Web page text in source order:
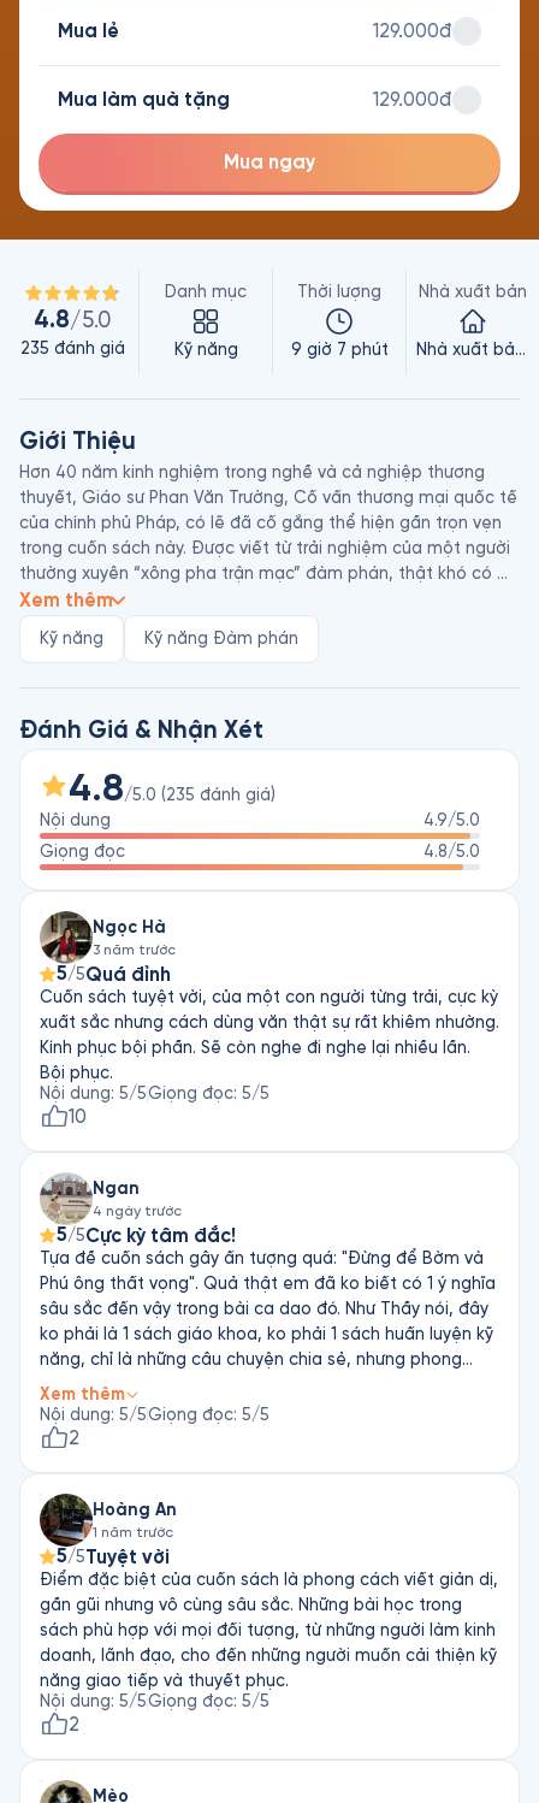
Mua lẻ 129.000đ
Mua làm quà tặng 129.000đ
Mua ngay
4.8/5.0
235 đánh giá
Danh mục
Kỹ năng
Thời lượng
9 giờ 7 phút
Nhà xuất bản
Nhà xuất bản Trẻ
Giới Thiệu
Hơn 40 năm kinh nghiệm trong nghề và cả nghiệp thương
thuyết, Giáo sư Phan Văn Trường, Cố vấn thương mại quốc tế
của chính phủ Pháp, có lẽ đã cố gắng thể hiện gần trọn vẹn
trong cuốn sách này. Được viết từ trải nghiệm của một người
thường xuyên “xông pha trận mạc” đàm phán, thật khó có
thể tìm được cuốn sách nào khác về đề tài này mang tính
những bài lý thuyết theo lớp lang chuẩn mực, nhưng thính giả
chẳng khác gì đang nghe một tập truyện ngắn đầy những
tình tiết thú vị.
Xem thêm
Kỹ năng Kỹ năng Đàm phán
Đánh Giá & Nhận Xét
4.8/5.0 (235 đánh giá)
Nội dung
4.9/5.0
Giọng đọc
4.8/5.0
Ngọc Hà
3 năm trước
5/5Quá đỉnh
Cuốn sách tuyệt vời, của một con người từng trải, cực kỳ
xuất sắc nhưng cách dùng văn thật sự rất khiêm nhường.
Kính phục bội phần. Sẽ còn nghe đi nghe lại nhiều lần.
Bội phục.
Nội dung: 5/5Giọng đọc: 5/5
10
Ngan
4 ngày trước
5/5Cực kỳ tâm đắc!
Tựa đề cuốn sách gây ấn tượng quá: "Đừng để Bờm và
Phú ông thất vọng". Quả thật em đã ko biết có 1 ý nghĩa
sâu sắc đến vậy trong bài ca dao đó. Như Thầy nói, đây
ko phải là 1 sách giáo khoa, ko phải 1 sách huấn luyện kỹ
năng, chỉ là những câu chuyện chia sẻ, nhưng phong
cách này mang đến rất nhiều điều thú vị và bổ ích. Đôi
khi e tưởng như mình thấy câu chuyện trên phim
Hollywood. Cám ơn những chia sẻ tâm huyết của Thầy
Xem thêm
Nội dung: 5/5Giọng đọc: 5/5
2
Hoàng An
1 năm trước
5/5Tuyệt vời
Điểm đặc biệt của cuốn sách là phong cách viết giản dị,
gần gũi nhưng vô cùng sâu sắc. Những bài học trong
sách phù hợp với mọi đối tượng, từ những người làm kinh
doanh, lãnh đạo, cho đến những người muốn cải thiện kỹ
năng giao tiếp và thuyết phục.
Nội dung: 5/5Giọng đọc: 5/5
2
Mèo